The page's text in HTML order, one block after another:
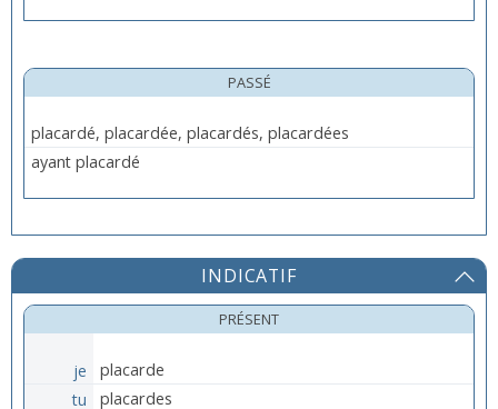
PASSÉ
placardé, placardée, placardés, placardées
ayant placardé
INDICATIF
PRÉSENT
je
placarde
tu
placardes